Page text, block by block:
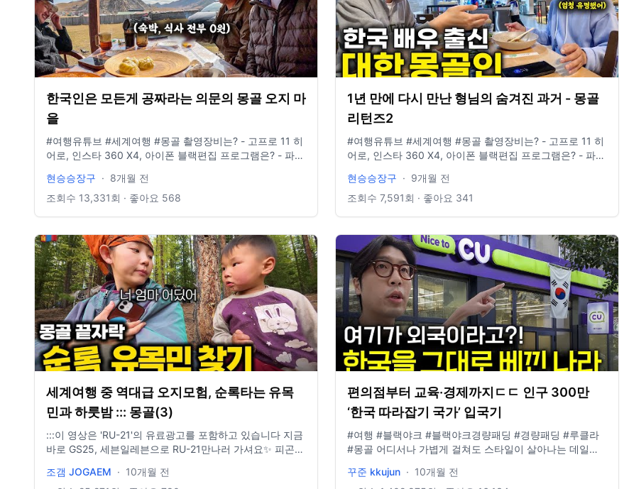
한국인은 모든게 공짜라는 의문의 몽골 오지 마
을
#여행유튜브 #세계여행 #몽골 촬영장비는? - 고프로 11 히
어로, 인스타 360 X4, 아이폰 블랙편집 프로그램은? - 파이
idclrlrlcks@naver.com
현승승장구 · 8개월 전
조회수 13,331회 · 좋아요 568
1년 만에 다시 만난 형님의 숨겨진 과거 - 몽골
리턴즈2
#여행유튜브 #세계여행 #몽골 촬영장비는? - 고프로 11 히
어로, 인스타 360 X4, 아이폰 블랙편집 프로그램은? - 파이
idclrlrlcks@naver.com
현승승장구 · 9개월 전
조회수 7,591회 · 좋아요 341
세계여행 중 역대급 오지모험, 순록타는 유목
민과 하룻밤 ::: 몽골(3)
:::이 영상은 'RU-21'의 유료광고를 포함하고 있습니다 지금
바로 GS25, 세븐일레븐으로 RU-21만나러 가셔요✨ 피곤할
RU21 비타민으로 다같이 건강 챙깁시다요💪🏻 그리고 세상
조갬 JOGAEM · 10개월 전
편의점부터 교육·경제까지ㄷㄷ 인구 300만
‘한국 따라잡기 국가’ 입국기
#여행 #블랙야크 #블랙야크경량패딩 #경량패딩 #루클라
#몽골 어디서나 가볍게 걸쳐도 스타일이 살아나는 데일리
_____ 인스타그램 https://instagram.com/_kkujun_ 메일
꾸준 kkujun · 10개월 전